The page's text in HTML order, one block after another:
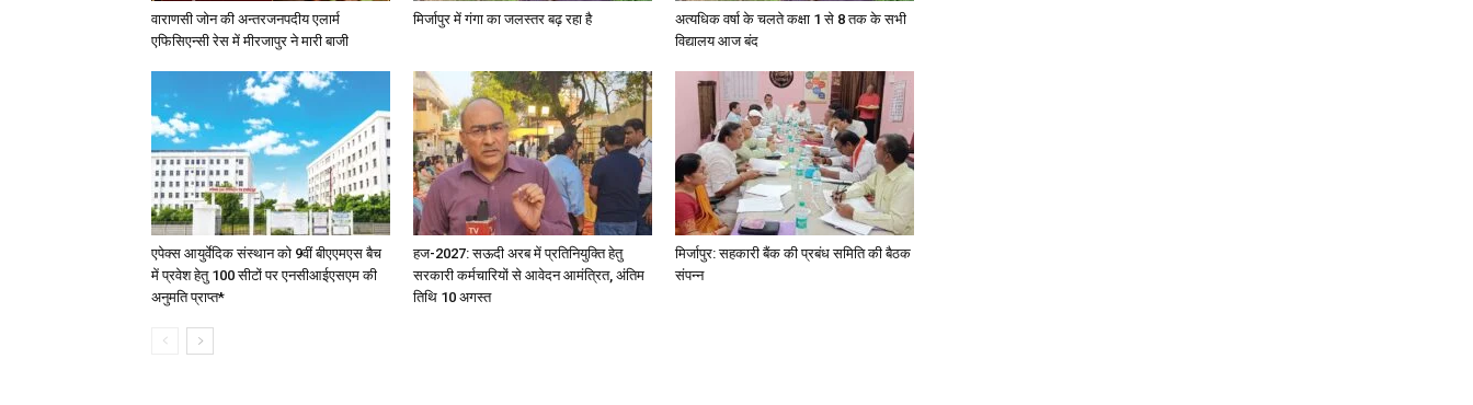
वाराणसी जोन की अन्तरजनपदीय एलार्म
एफिसिएन्सी रेस में मीरजापुर ने मारी बाजी
मिर्जापुर में गंगा का जलस्तर बढ़ रहा है
अत्यधिक वर्षा के चलते कक्षा 1 से 8 तक के सभी
विद्यालय आज बंद
एपेक्स आयुर्वेदिक संस्थान को 9वीं बीएएमएस बैच
में प्रवेश हेतु 100 सीटों पर एनसीआईएसएम की
अनुमति प्राप्त*
हज-2027: सऊदी अरब में प्रतिनियुक्ति हेतु
सरकारी कर्मचारियों से आवेदन आमंत्रित, अंतिम
तिथि 10 अगस्त
मिर्जापुर: सहकारी बैंक की प्रबंध समिति की बैठक
संपन्न